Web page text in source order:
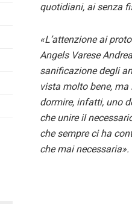
quotidiani, ai senza
«L’attenzione ai
Angels Varese
sanificazione degli
vista molto bene,
dormire, infatti, uno
che unire il
che sempre ci ha
che mai necessaria».